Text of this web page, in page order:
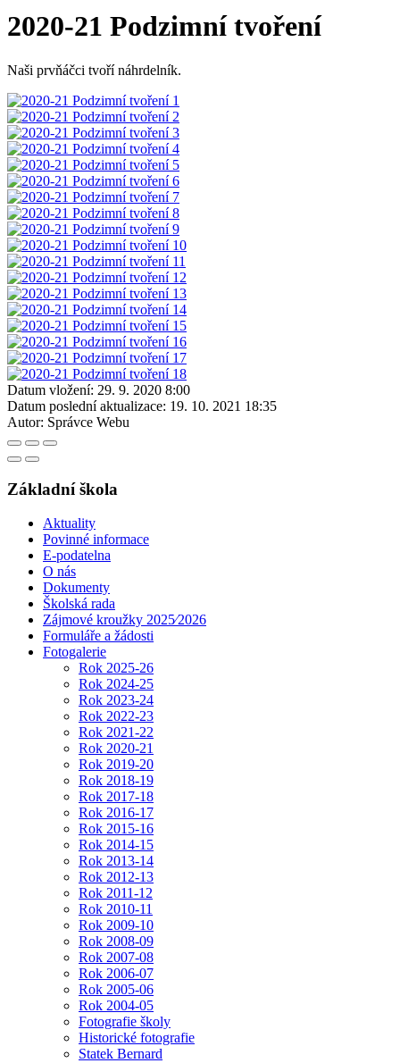
2020-21 Podzimní tvoření
Naši prvňáčci tvoří náhrdelník.
Datum vložení: 29. 9. 2020 8:00
Datum poslední aktualizace: 19. 10. 2021 18:35
Autor: Správce Webu
Základní škola
Aktuality
Povinné informace
E-podatelna
O nás
Dokumenty
Školská rada
Zájmové kroužky 2025⁄2026
Formuláře a žádosti
Fotogalerie
Rok 2025-26
Rok 2024-25
Rok 2023-24
Rok 2022-23
Rok 2021-22
Rok 2020-21
Rok 2019-20
Rok 2018-19
Rok 2017-18
Rok 2016-17
Rok 2015-16
Rok 2014-15
Rok 2013-14
Rok 2012-13
Rok 2011-12
Rok 2010-11
Rok 2009-10
Rok 2008-09
Rok 2007-08
Rok 2006-07
Rok 2005-06
Rok 2004-05
Fotografie školy
Historické fotografie
Statek Bernard